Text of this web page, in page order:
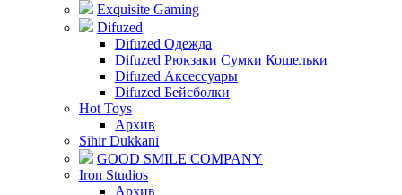
Exquisite Gaming
Difuzed
Difuzed Одежда
Difuzed Рюкзаки Сумки Кошельки
Difuzed Аксессуары
Difuzed Бейсболки
Hot Toys
Архив
Sihir Dukkani
GOOD SMILE COMPANY
Iron Studios
Архив